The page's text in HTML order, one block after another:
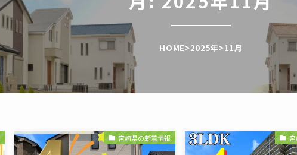
HOME>2025年>11月
宮崎県の新着情報